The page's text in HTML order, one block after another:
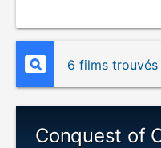
6 films trouvés
Conquest of